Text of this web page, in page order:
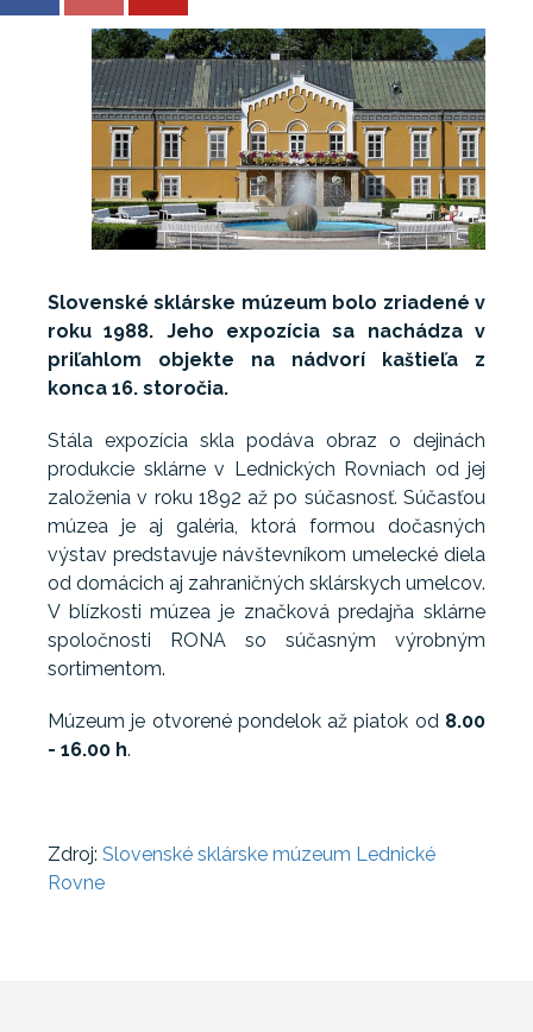
Slovenské sklárske múzeum bolo zriadené v
roku 1988. Jeho expozícia sa nachádza v
priľahlom objekte na nádvorí kaštieľa z
konca 16. storočia.
Stála expozícia skla podáva obraz o dejinách
produkcie sklárne v Lednických Rovniach od jej
založenia v roku 1892 až po súčasnosť. Súčasťou
múzea je aj galéria, ktorá formou dočasných
výstav predstavuje návštevníkom umelecké diela
od domácich aj zahraničných sklárskych umelcov.
V blízkosti múzea je značková predajňa sklárne
spoločnosti RONA so súčasným výrobným
sortimentom.
Múzeum je otvorené pondelok až piatok od 8.00
- 16.00 h.
Zdroj: Slovenské sklárske múzeum Lednické
Rovne